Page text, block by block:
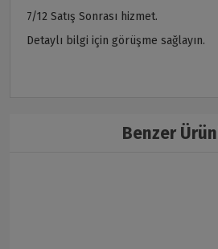
7/12 Satış Sonrası hizmet.
Detaylı bilgi için görüşme sağlayın.
Benzer